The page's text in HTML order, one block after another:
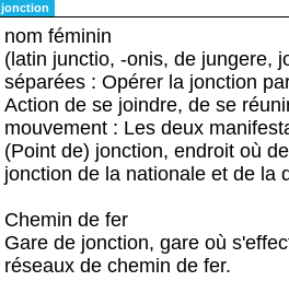
jonction
nom féminin
(latin junctio, -onis, de jungere,
séparées : Opérer la jonction
Action de se joindre, de se
mouvement : Les deux
(Point de) jonction, endroit où
jonction de la nationale et de la
Chemin de fer
Gare de jonction, gare où
réseaux de chemin de fer.